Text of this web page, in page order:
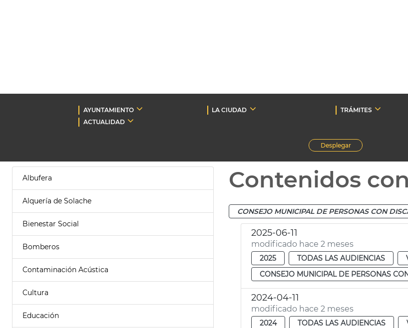
AYUNTAMIENTO LA CIUDAD TRÁMITES
ACTUALIDAD
Desplegar
Albufera
Alquería de Solache
Bienestar Social
Bomberos
Contaminación Acústica
Cultura
Educación
Contenidos
CONSEJO MUNICIPAL DE PERSONAS CON
2025-06-11
modificado hace 2 meses
2025 TODAS LAS AUDIENCIAS
CONSEJO MUNICIPAL DE PERSONAS
2024-04-11
modificado hace 2 meses
2024 TODAS LAS AUDIENCIAS